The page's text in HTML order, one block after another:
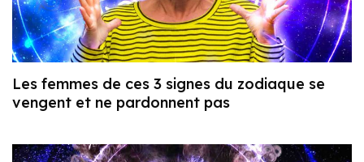
Les femmes de ces 3 signes du zodiaque se
vengent et ne pardonnent pas